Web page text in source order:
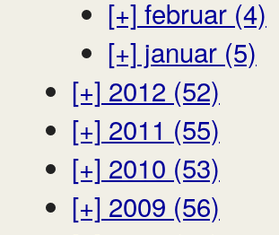
[+] februar (4)
[+] januar (5)
[+] 2012 (52)
[+] 2011 (55)
[+] 2010 (53)
[+] 2009 (56)